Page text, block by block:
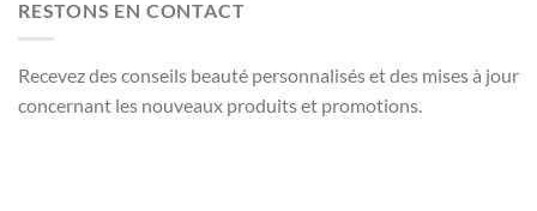
RESTONS EN CONTACT
Recevez des conseils beauté personnalisés et des mises à jour
concernant les nouveaux produits et promotions.